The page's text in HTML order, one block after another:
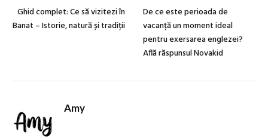
Ghid complet: Ce să vizitezi în
Banat – Istorie, natură și tradiții
De ce este perioada de
vacanță un moment ideal
pentru exersarea englezei?
Află răspunsul Novakid
Amy